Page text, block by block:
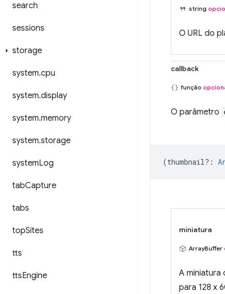
search
sessions
storage
system.cpu
system.display
system.memory
system.storage
systemLog
tabCapture
tabs
topSites
tts
ttsEngine
string
O URL do
callback
função
O parâmetro
(thumbnail? :
miniatura
ArrayBuffer
A miniatura
para 128 x